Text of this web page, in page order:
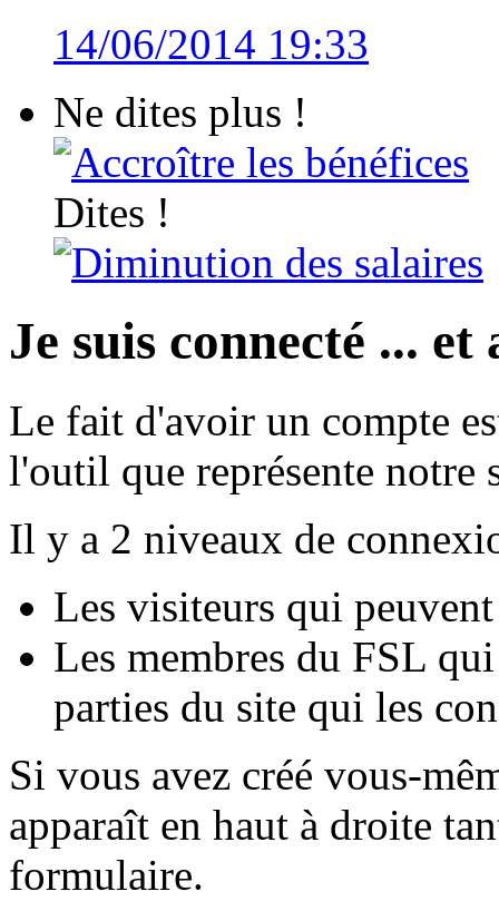
14/06/2014 19:33
Ne dites plus !
Accroître les bénéfices
Dites !
Diminution des salaires
Je suis connecté ... et
Le fait d'avoir un compte
l'outil que représente notre
Il y a 2 niveaux de
Les visiteurs qui
Les membres du FSL
parties du site qui les
Si vous avez créé vous-
apparaît en haut à droite
formulaire.